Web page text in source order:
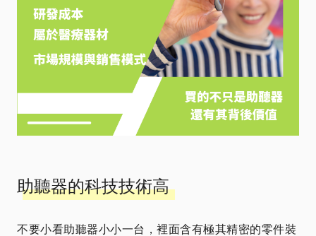
助聽器的科技技術高
不要小看助聽器小小一台，裡面含有極其精密的零件裝